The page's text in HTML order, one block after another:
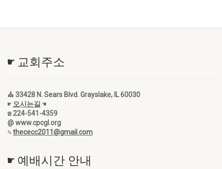
☛ 교회주소
⛪ 33428 N. Sears Blvd. Grayslake, IL 60030
☛ 오시는길 ☚
☎ 224-541-4359
@ www.cpcgl.org
✎thececc2011@gmail.com
☛ 예배시간 안내